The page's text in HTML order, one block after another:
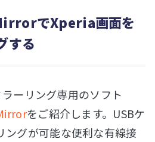
でXperia画面を
する
ーリング専用のソフト
をご紹介します。USBケ
ングが可能な便利な有線接